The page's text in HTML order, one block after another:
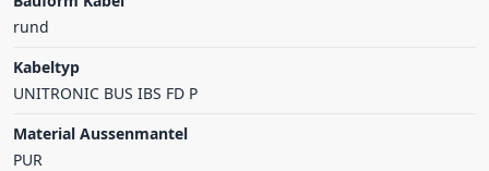
rund
Kabeltyp
UNITRONIC BUS IBS FD P
Material Aussenmantel
PUR